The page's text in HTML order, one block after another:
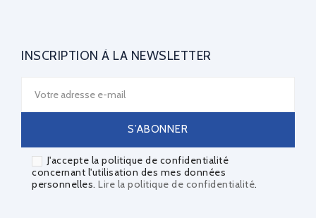
INSCRIPTION À LA NEWSLETTER
J'accepte la politique de confidentialité
concernant l'utilisation des mes données
personnelles. Lire la politique de confidentialité.